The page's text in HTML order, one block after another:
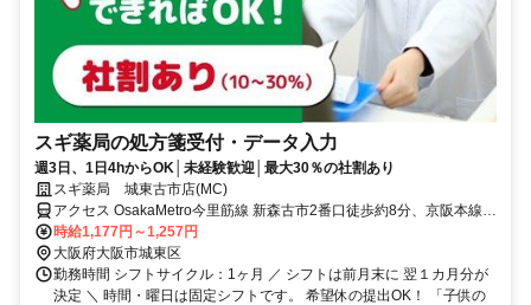
スギ薬局の処方箋受付・データ入力
週3日、1日4hからOK│未経験歓迎│最大30％の社割あり
スギ薬局 城東古市店(MC)
アクセス OsakaMetro今里筋線 新森古市2番口徒歩約8分、京阪本線
関目東出口徒歩約10分、OsakaMetro今里筋線 関目成育1番口徒歩約
11分
時給1,177円～1,257円
大阪府大阪市城東区
勤務時間 シフトサイクル：1ヶ月 ／ シフトは前月末に 翌１カ月分が
決定 ＼ 時間・曜日は固定シフトです。 希望休の提出OK！ 「子供の